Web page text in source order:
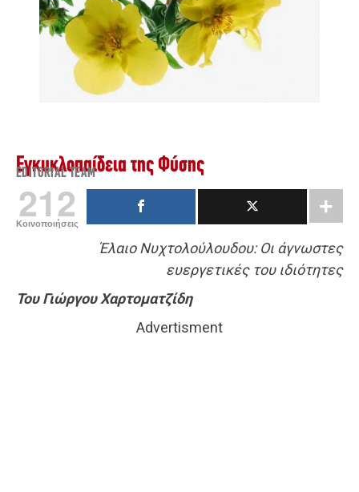
Εγκυκλοπαίδεια της Φύσης
EDITORIAL TEAM
212
Κοινοποιήσεις
Έλαιο Νυχτολούλουδου: Οι άγνωστες
ευεργετικές του ιδιότητες
Του Γιώργου Χαρτοματζίδη
Advertisment